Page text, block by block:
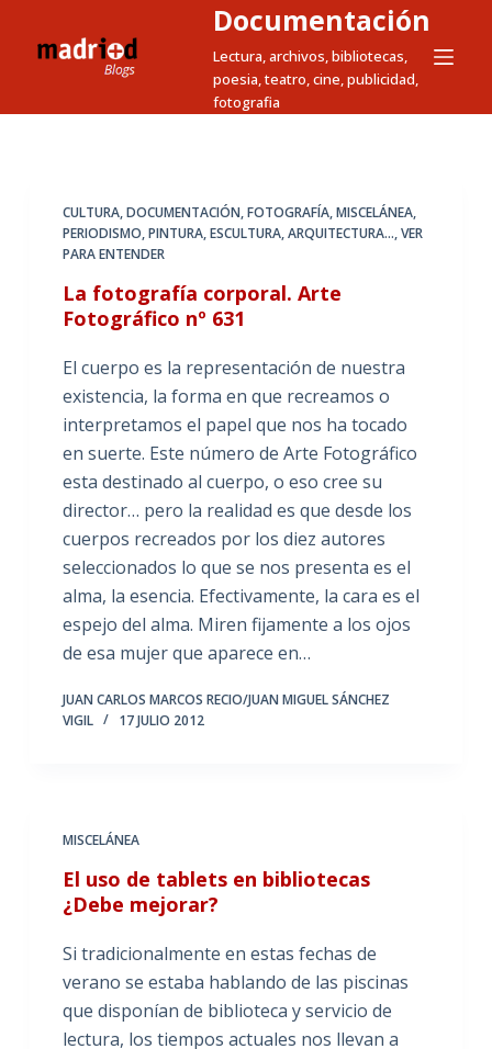
t
Documentación
Lectura, archivos, bibliotecas,
poesia, teatro, cine, publicidad,
fotografia
CULTURA,DOCUMENTACIÓN,FOTOGRAFÍA,MISCELÁNEA,
PERIODISMO,PINTURA, ESCULTURA, ARQUITECTURA...,VER
PARA ENTENDER
La fotografía corporal. Arte
Fotográfico nº 631
El cuerpo es la representación de nuestra
existencia, la forma en que recreamos o
interpretamos el papel que nos ha tocado
en suerte. Este número de Arte Fotográfico
esta destinado al cuerpo, o eso cree su
director… pero la realidad es que desde los
cuerpos recreados por los diez autores
seleccionados lo que se nos presenta es el
alma, la esencia. Efectivamente, la cara es el
espejo del alma. Miren fijamente a los ojos
de esa mujer que aparece en…
JUAN CARLOS MARCOS RECIO/JUAN MIGUEL SÁNCHEZ
VIGIL
17 JULIO 2012
MISCELÁNEA
El uso de tablets en bibliotecas
¿Debe mejorar?
Si tradicionalmente en estas fechas de
verano se estaba hablando de las piscinas
que disponían de biblioteca y servicio de
lectura, los tiempos actuales nos llevan a